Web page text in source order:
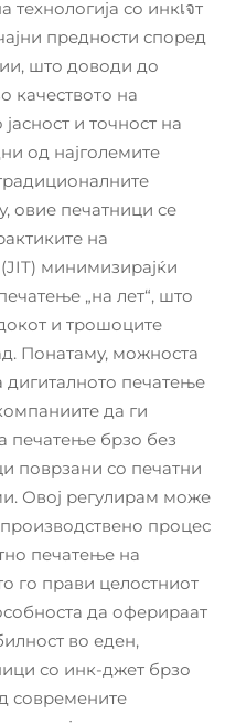
технологија со инкเจт
предности според
што доводи до
качеството на
и точност на
од најголемите
овие печатници се
на
минимизирајќи
„на лет“, што
и трошоците
Понатаму, можноста
дигиталното печатење
да ги
печатење брзо без
поврзани со печатни
Овој регулирам може
процес
печатење на
го прави целостниот
да оферираат
во еден,
со инк-джет брзо
современите